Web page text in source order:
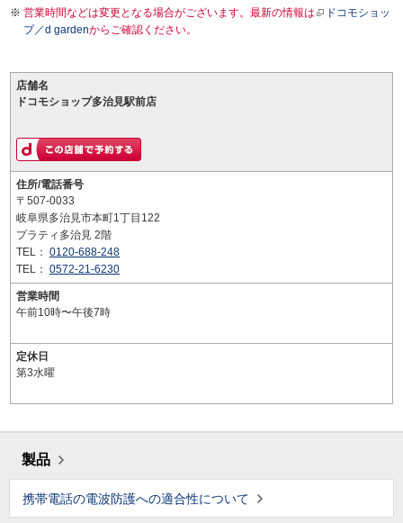
営業時間などは変更となる場合がございます。最新の情報は
ドコモショッ
プ／d gardenからご確認ください。
店舗名
ドコモショップ多治見駅前店
住所/電話番号
〒507-0033
岐阜県多治見市本町1丁目122
プラティ多治見 2階
TEL： 0120-688-248
TEL： 0572-21-6230
営業時間
午前10時〜午後7時
定休日
第3水曜
製品
携帯電話の電波防護への適合性について